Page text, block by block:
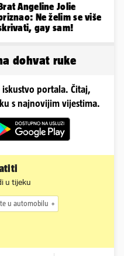
Angeline Jolie
Ne želim se više
gay sam!
dohvat ruke
portala. Čitaj,
s najnovijim vijestima.
u tijeku
u automobilu